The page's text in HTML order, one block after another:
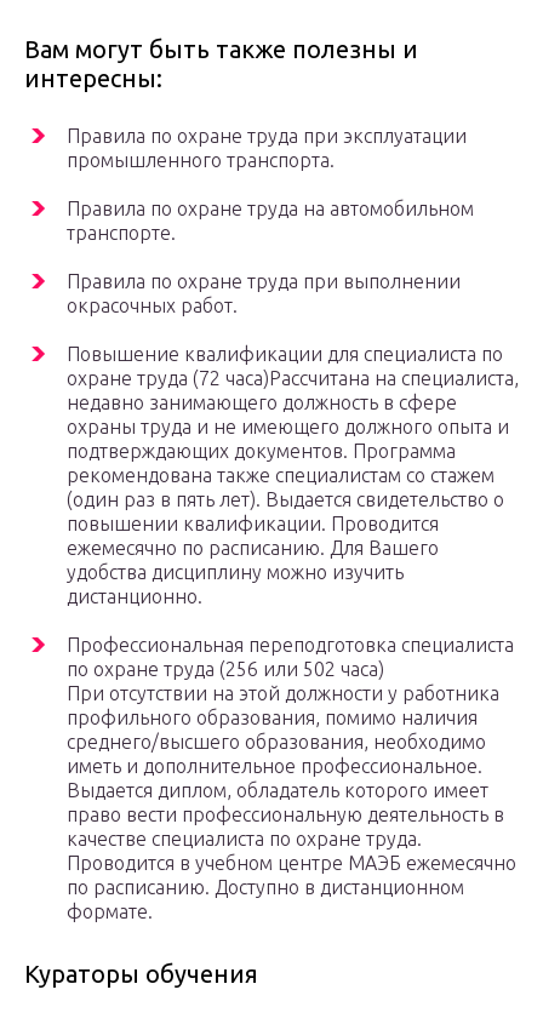
Вам могут быть также полезны и
интересны:
Правила по охране труда при эксплуатации
промышленного транспорта.
Правила по охране труда на автомобильном
транспорте.
Правила по охране труда при выполнении
окрасочных работ.
Повышение квалификации для специалиста по
охране труда (72 часа)Рассчитана на специалиста,
недавно занимающего должность в сфере
охраны труда и не имеющего должного опыта и
подтверждающих документов. Программа
рекомендована также специалистам со стажем
(один раз в пять лет). Выдается свидетельство о
повышении квалификации. Проводится
ежемесячно по расписанию. Для Вашего
удобства дисциплину можно изучить
дистанционно.
Профессиональная переподготовка специалиста
по охране труда (256 или 502 часа)
При отсутствии на этой должности у работника
профильного образования, помимо наличия
среднего/высшего образования, необходимо
иметь и дополнительное профессиональное.
Выдается диплом, обладатель которого имеет
право вести профессиональную деятельность в
качестве специалиста по охране труда.
Проводится в учебном центре МАЭБ ежемесячно
по расписанию. Доступно в дистанционном
формате.
Кураторы обучения